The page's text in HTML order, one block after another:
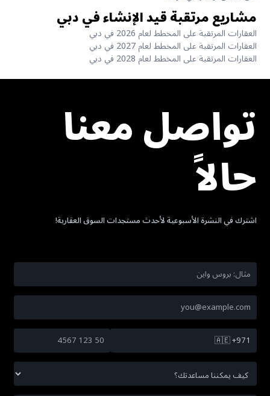
مشاريع مرتقبة قيد الإنشاء في دبي
العقارات المرتقبة على المخطط لعام 2026 في دبي
العقارات المرتقبة على المخطط لعام 2027 في دبي
العقارات المرتقبة على المخطط لعام 2028 في دبي
تواصل معنا
حالاً
اشترك في النشرة الأسبوعية لأحدث مستجدات السوق العقارية!
🇦🇪+971